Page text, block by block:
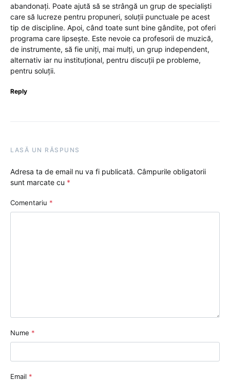
abandonați. Poate ajută să se strângă un grup de specialiști
care să lucreze pentru propuneri, soluții punctuale pe acest
tip de discipline. Apoi, când toate sunt bine gândite, pot oferi
programa care lipsește. Este nevoie ca profesorii de muzică,
de instrumente, să fie uniți, mai mulți, un grup independent,
alternativ iar nu instituțional, pentru discuții pe probleme,
pentru soluții.
Reply
LASĂ UN RĂSPUNS
Adresa ta de email nu va fi publicată. Câmpurile obligatorii
sunt marcate cu *
Comentariu *
Nume *
Email *